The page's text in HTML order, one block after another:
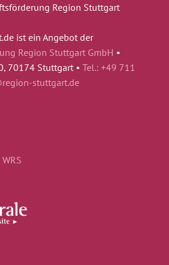
Region Stuttgart
ist ein Angebot der
Region Stuttgart GmbH •
70174 Stuttgart • Tel.: +49 711
stuttgart.de